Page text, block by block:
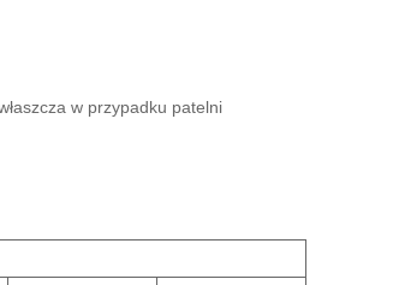
w przypadku patelni